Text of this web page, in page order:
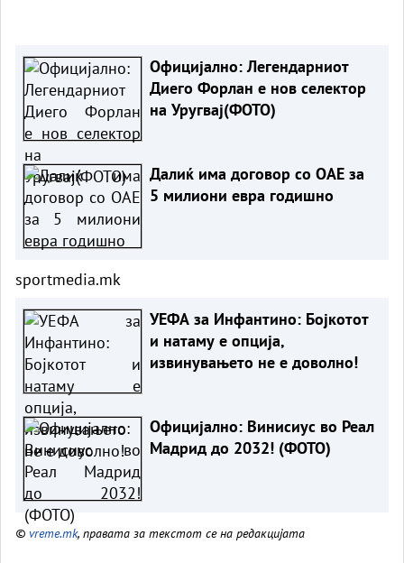
Официјално: Легендарниот
Диего Форлан е нов селектор
на Уругвај(ФОТО)
Далиќ има договор со ОАЕ за
5 милиони евра годишно
sportmedia.mk
УЕФА за Инфантино: Бојкотот
и натаму е опција,
извинувањето не е доволно!
Официјално: Винисиус во Реал
Мадрид до 2032! (ФОТО)
© vreme.mk, правата за текстот се на редакцијата